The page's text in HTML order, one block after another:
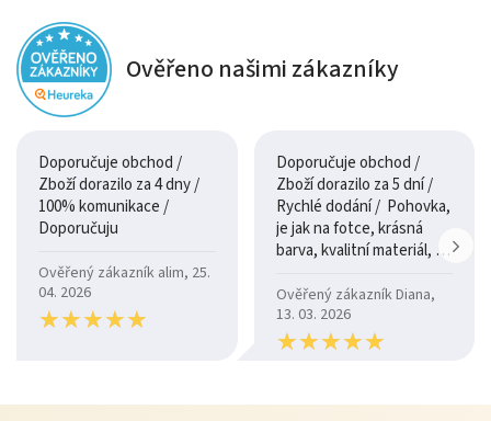
Ověřeno našimi zákazníky
Doporučuje obchod /
Zboží dorazilo za 4 dny /
100% komunikace /
Doporučuju
Ověřený zákazník alim, 25.
04. 2026
★★★★★
★★★★★
Doporučuje obchod /
Zboží dorazilo za 5 dní /
Rychlé dodání / Pohovka,
je jak na fotce, krásná
barva, kvalitní materiál, a
Ověřený zákazník Diana,
13. 03. 2026
★★★★★
★★★★★